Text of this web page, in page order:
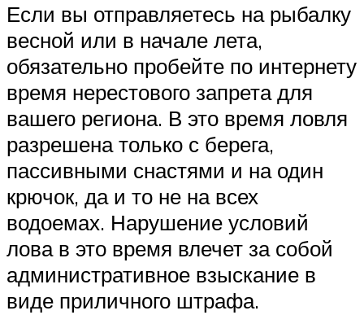
Если вы отправляетесь на рыбалку
весной или в начале лета,
обязательно пробейте по интернету
время нерестового запрета для
вашего региона. В это время ловля
разрешена только с берега,
пассивными снастями и на один
крючок, да и то не на всех
водоемах. Нарушение условий
лова в это время влечет за собой
административное взыскание в
виде приличного штрафа.